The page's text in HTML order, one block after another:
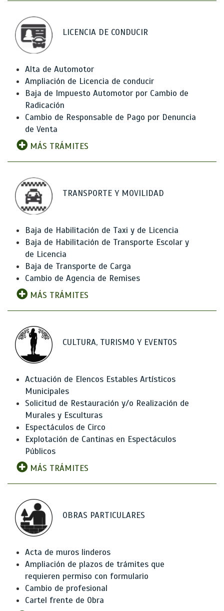
LICENCIA DE CONDUCIR
Alta de Automotor
Ampliación de Licencia de conducir
Baja de Impuesto Automotor por Cambio de
Radicación
Cambio de Responsable de Pago por Denuncia
de Venta
MÁS TRÁMITES
TRANSPORTE Y MOVILIDAD
Baja de Habilitación de Taxi y de Licencia
Baja de Habilitación de Transporte Escolar y
de Licencia
Baja de Transporte de Carga
Cambio de Agencia de Remises
MÁS TRÁMITES
CULTURA, TURISMO Y EVENTOS
Actuación de Elencos Estables Artísticos
Municipales
Solicitud de Restauración y/o Realización de
Murales y Esculturas
Espectáculos de Circo
Explotación de Cantinas en Espectáculos
Públicos
MÁS TRÁMITES
OBRAS PARTICULARES
Acta de muros linderos
Ampliación de plazos de trámites que
requieren permiso con formulario
Cambio de profesional
Cartel frente de Obra